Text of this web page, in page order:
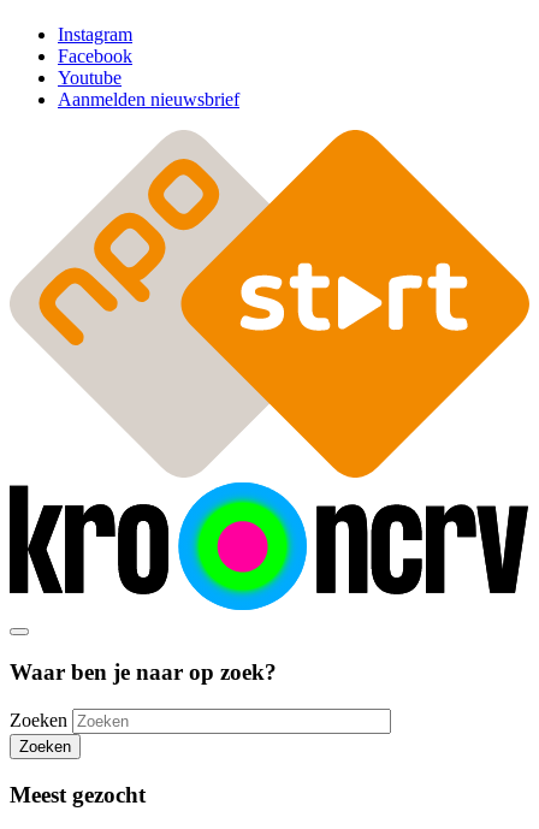
Instagram
Facebook
Youtube
Aanmelden nieuwsbrief
Waar ben je naar op zoek?
Zoeken
Zoeken
Meest gezocht